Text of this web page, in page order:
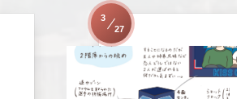
3
27